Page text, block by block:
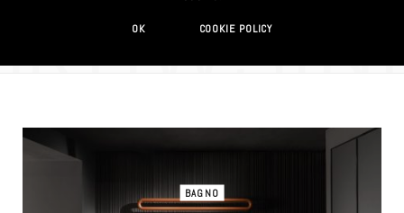
radiatore
BAGNO
OK COOKIE POLICY